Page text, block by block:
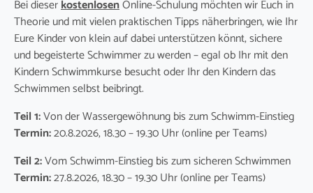
Bei dieserkostenlosenOnline-Schulung möchten wir Euch in
Theorie und mit vielen praktischen Tipps näherbringen, wie Ihr
Eure Kinder von klein auf dabei unterstützen könnt, sichere
und begeisterte Schwimmer zu werden – egal ob Ihr mit den
Kindern Schwimmkurse besucht oder Ihr den Kindern das
Schwimmen selbst beibringt.
Teil 1:Von der Wassergewöhnung bis zum Schwimm-Einstieg
Termin:20.8.2026, 18.30 – 19.30 Uhr (online per Teams)
Teil 2:Vom Schwimm-Einstieg bis zum sicheren Schwimmen
Termin:27.8.2026, 18.30 – 19.30 Uhr (online per Teams)